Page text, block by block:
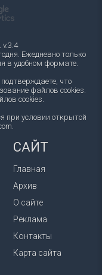
Ежедневно только
в удобном формате.
что
файлов cookies.
cookies.
при условии открытой
САЙТ
Главная
Архив
О сайте
Реклама
Контакты
Карта сайта